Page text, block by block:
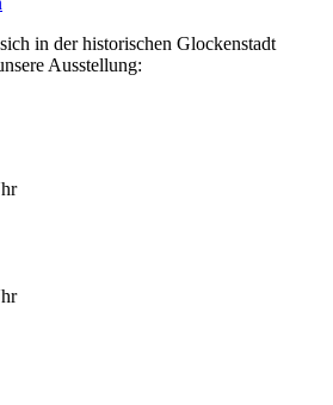
in der historischen Glockenstadt
Ausstellung: